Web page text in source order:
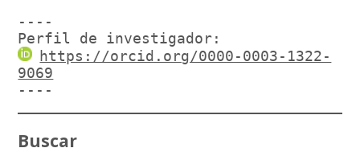
----
Perfil de investigador:
https://orcid.org/0000-0003-1322-
9069
----
Buscar